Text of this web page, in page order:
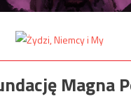
Magna